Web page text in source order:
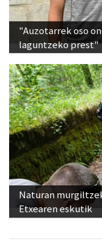
"Auzotarrek oso
laguntzeko prest"
Naturan
Etxearen eskutik